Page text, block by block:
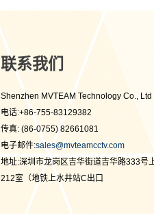
联系我们
Shenzhen MVTEAM Technology Co., Ltd
电话:+86-755-83129382
传真: (86-0755) 82661081
电子邮件:sales@mvteamcctv.com
地址:深圳市龙岗区吉华街道吉华路333号
212室（地铁上水井站C出口